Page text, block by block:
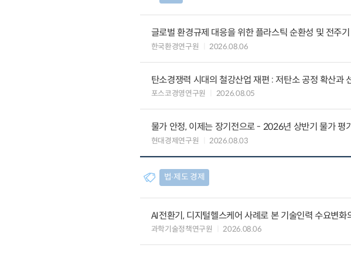
글로벌 환경규제 대응을 위한 플라스틱 순환성 및 전주
한국환경연구원 2026.08.06
탄소경쟁력 시대의 철강산업 재편 : 저탄소 공정 확산과
포스코경영연구원 2026.08.05
물가 안정, 이제는 장기전으로 - 2026년 상반기 물가 평
현대경제연구원 2026.08.03
법∙제도 경제
AI전환기, 디지털헬스케어 사례로 본 기술인력 수요변화
과학기술정책연구원 2026.08.06